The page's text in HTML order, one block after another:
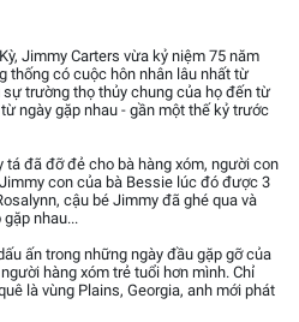
Jimmy Carters vừa kỷ niệm 75 năm
thống có cuộc hôn nhân lâu nhất từ
trường thọ thủy chung của họ đến từ
ngày gặp nhau - gần một thế kỷ trước
tá đã đỡ đẻ cho bà hàng xóm, người con
con của bà Bessie lúc đó được 3
cậu bé Jimmy đã ghé qua và
nhau...
ấn trong những ngày đầu gặp gỡ của
hàng xóm trẻ tuổi hơn mình. Chỉ
là vùng Plains, Georgia, anh mới phát